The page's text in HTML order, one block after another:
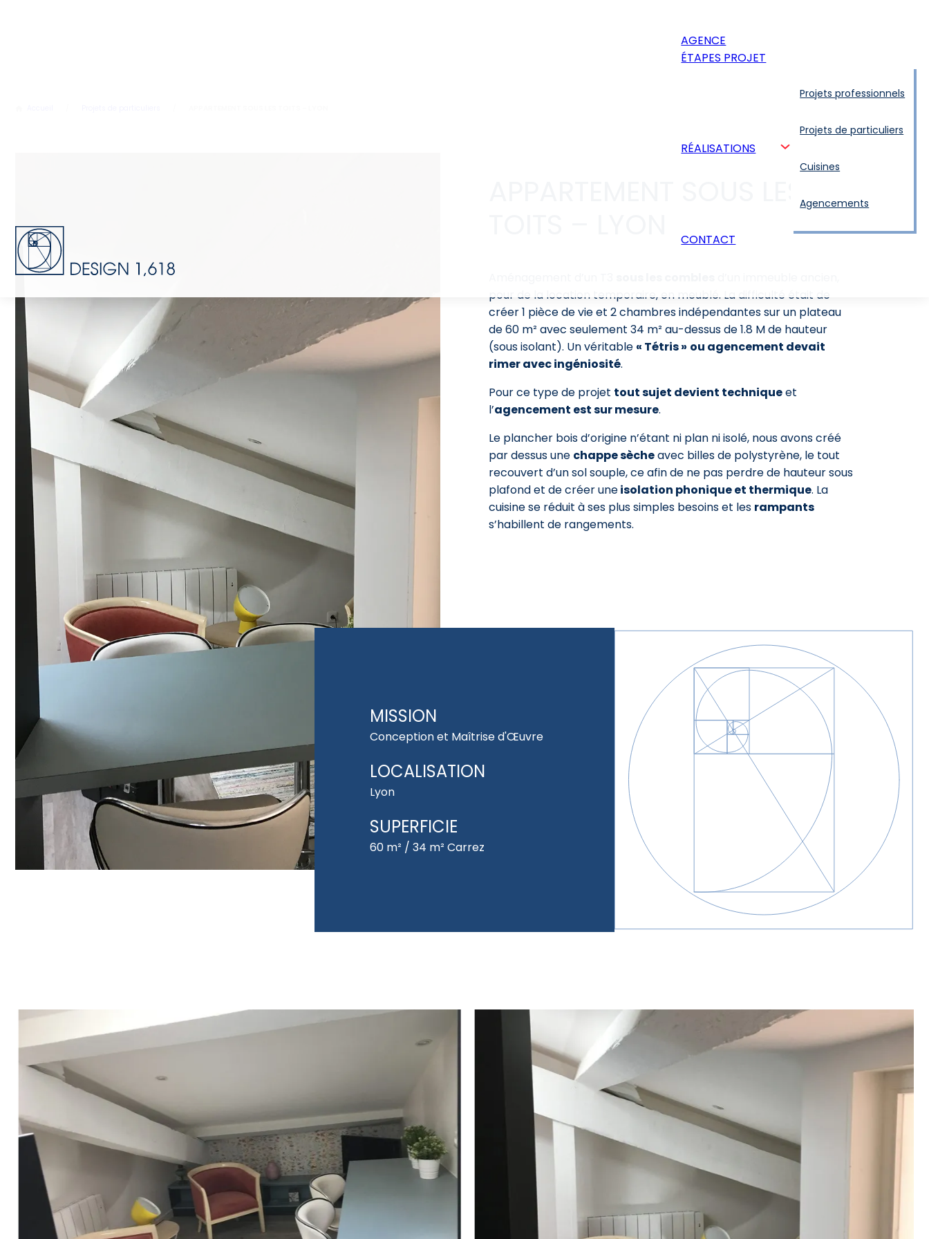
AGENCE
ÉTAPES PROJET
RÉALISATIONS
Projets professionnels
Projets de particuliers
Cuisines
Agencements
CONTACT
APPARTEMENT SOUS LES
pour de la location temporaire, en meublé. La difficulté était de
créer 1 pièce de vie et 2 chambres indépendantes sur un plateau
de 60 m² avec seulement 34 m² au-dessus de 1.8 M de hauteur
(sous isolant). Un véritable « Tétris » ou agencement devait
rimer avec ingéniosité.
Pour ce type de projet tout sujet devient techniqueet
l’agencement est sur mesure.
Le plancher bois d’origine n’étant ni plan ni isolé, nous avons créé
par dessus une chappe sècheavec billes de polystyrène, le tout
recouvert d’un sol souple, ce afin de ne pas perdre de hauteur sous
plafond et de créer uneisolation phonique et thermique. La
cuisine se réduit à ses plus simples besoins et les rampants
s’habillent de rangements.
MISSION
Conception et Maîtrise d'Œuvre
LOCALISATION
Lyon
SUPERFICIE
60 m² / 34 m² Carrez